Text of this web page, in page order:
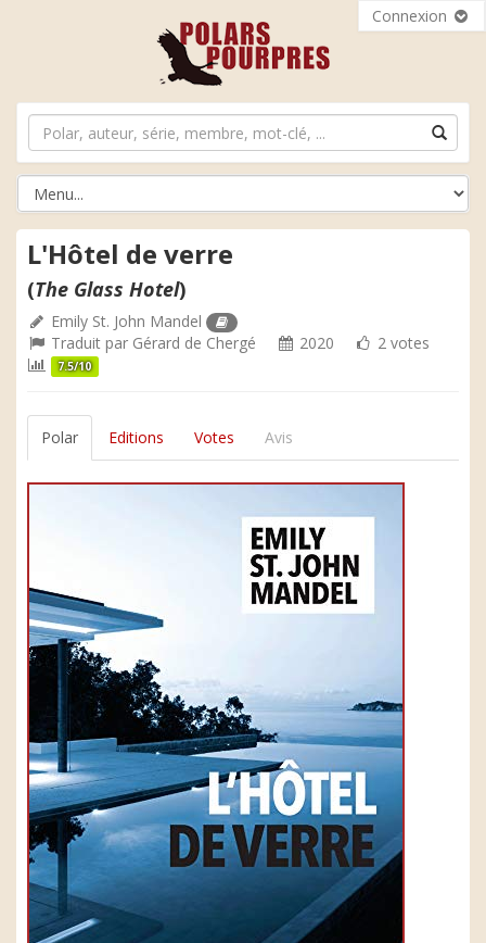
Connexion
L'Hôtel de verre
(The Glass Hotel)
Emily St. John Mandel
Traduit par Gérard de Chergé 2020 2 votes
7.5/10
Polar Editions Votes Avis